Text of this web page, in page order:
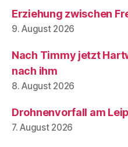
Erziehung zwischen
9. August 2026
Nach Timmy jetzt
nach ihm
8. August 2026
Drohnenvorfall am
7. August 2026